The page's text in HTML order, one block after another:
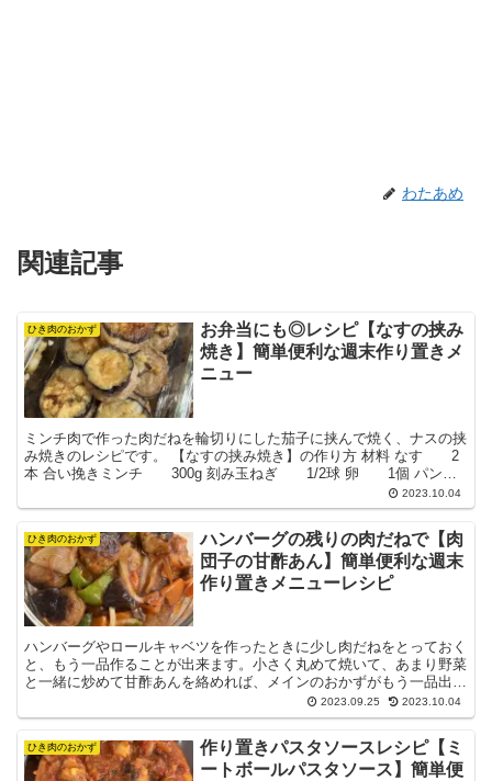
わたあめ
関連記事
ひき肉のおかず
お弁当にも◎レシピ【なすの挟み
焼き】簡単便利な週末作り置きメ
ニュー
ミンチ肉で作った肉だねを輪切りにした茄子に挟んで焼く、ナスの挟
み焼きのレシピです。 【なすの挟み焼き】の作り方 材料 なす 2
本 合い挽きミンチ 300g 刻み玉ねぎ 1/2球 卵 1個 パン
2023.10.04
ひき肉のおかず
ハンバーグの残りの肉だねで【肉
団子の甘酢あん】簡単便利な週末
作り置きメニューレシピ
ハンバーグやロールキャベツを作ったときに少し肉だねをとっておく
と、もう一品作ることが出来ます。小さく丸めて焼いて、あまり野菜
と一緒に炒めて甘酢あんを絡めれば、メインのおかずがもう一品出来
る！ ハンバーグの残りの肉だねで【肉団子の甘酢あん】の...
2023.09.25 2023.10.04
ひき肉のおかず
作り置きパスタソースレシピ【ミ
ートボールパスタソース】簡単便